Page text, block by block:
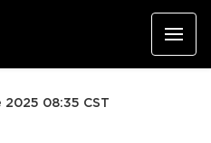
2025 08:35 CST